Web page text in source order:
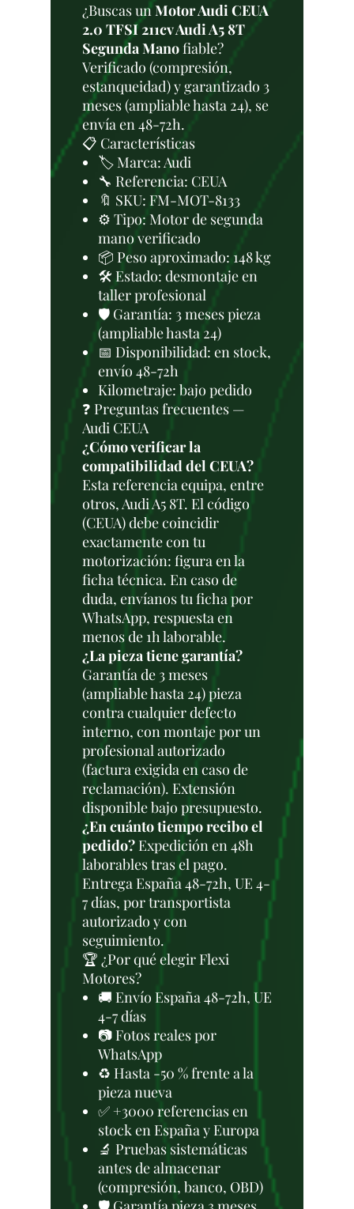
¿Buscas unMotor Audi CEUA
2.0 TFSI 211cv Audi A5 8T
Segunda Manofiable?
Verificado (compresión,
estanqueidad) y garantizado 3
meses (ampliable hasta 24), se
envía en 48-72h.
📋 Características
🏷️ Marca: Audi
🔧 Referencia: CEUA
🔖 SKU: FM-MOT-8133
⚙️ Tipo: Motor de segunda
mano verificado
📦 Peso aproximado: 148 kg
🛠 Estado: desmontaje en
taller profesional
🛡️ Garantía: 3 meses pieza
(ampliable hasta 24)
📅 Disponibilidad: en stock,
envío 48-72h
Kilometraje: bajo pedido
❓ Preguntas frecuentes —
Audi CEUA
¿Cómo verificar la
compatibilidad del CEUA?
Esta referencia equipa, entre
otros, Audi A5 8T. El código
(CEUA) debe coincidir
exactamente con tu
motorización: figura en la
ficha técnica. En caso de
duda, envíanos tu ficha por
WhatsApp, respuesta en
menos de 1h laborable.
¿La pieza tiene garantía?
Garantía de 3 meses
(ampliable hasta 24) pieza
contra cualquier defecto
interno, con montaje por un
profesional autorizado
(factura exigida en caso de
reclamación). Extensión
disponible bajo presupuesto.
¿En cuánto tiempo recibo el
pedido? Expedición en 48h
laborables tras el pago.
Entrega España 48-72h, UE 4-
7 días, por transportista
autorizado y con
seguimiento.
🏆 ¿Por qué elegir Flexi
Motores?
🚚 Envío España 48-72h, UE
4-7 días
📷 Fotos reales por
WhatsApp
♻️ Hasta -50 % frente a la
pieza nueva
✅ +3000 referencias en
stock en España y Europa
🔬 Pruebas sistemáticas
antes de almacenar
(compresión, banco, OBD)